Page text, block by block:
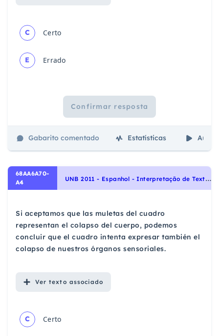
C Certo
E Errado
Confirmar resposta
Gabarito comentado Estatísticas Aulas
68AA6A70-
A4
U
NB 2011 - Espanhol - Interpretação de Texto | Comprensión de Lectura
Si aceptamos que las muletas del cuadro
representan el colapso del cuerpo, podemos
concluir que el cuadro intenta expresar también el
colapso de nuestros órganos sensoriales.
Ver texto associado
C Certo